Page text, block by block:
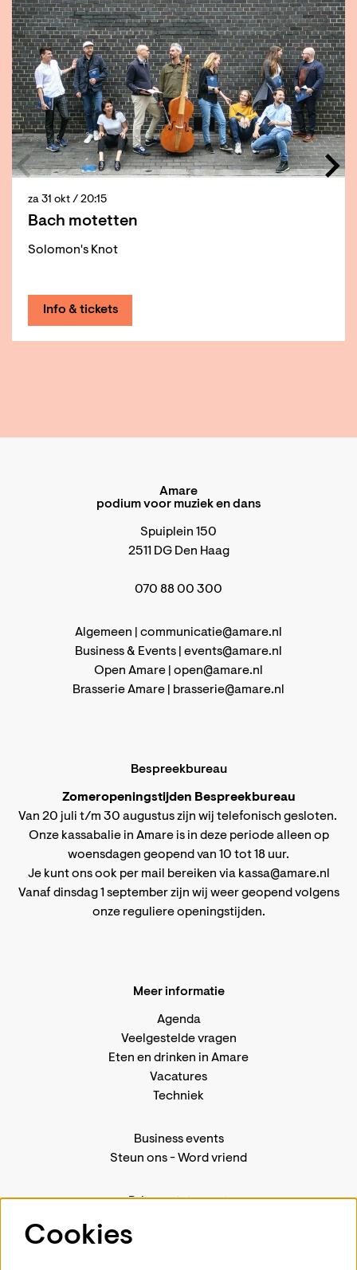
Bach motetten
Solomon's Knot
za 31 okt / 20:15
Info & tickets
Amare
podium voor muziek en dans
Spuiplein 150
2511 DG Den Haag
070 88 00 300
Algemeen | communicatie@amare.nl
Business & Events | events@amare.nl
Open Amare | open@amare.nl
Brasserie Amare |
brasserie@amare.nl
Bespreekbureau
Zomeropeningstijden Bespreekbureau
Van 20 juli t/m 30 augustus zijn wij telefonisch gesloten.
Onze kassabalie in Amare is in deze periode alleen op
woensdagen geopend van 10 tot 18 uur.
Je kunt ons ook per mail bereiken via kassa@amare.nl
Vanaf dinsdag 1 september zijn wij weer geopend volgens
onze reguliere openingstijden.
Meer informatie
Agenda
Veelgestelde vragen
Eten en drinken in Amare
Vacatures
Techniek
Business events
Steun ons-Word vriend
Privacystatement
Cookies